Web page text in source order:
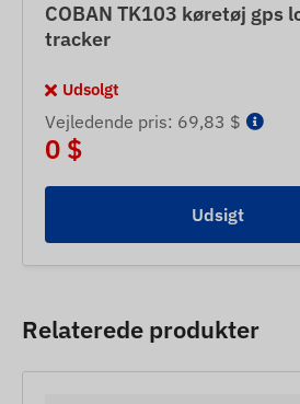
COBAN TK103 køretøj gps
tracker
Udsolgt
Vejledende pris: 69,83 $
0 $
Udsigt
Relaterede produkter